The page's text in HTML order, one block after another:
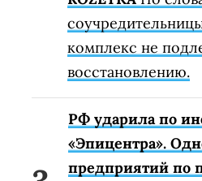
комплекс не
восстановлению.
РФ ударила по
«Эпицентра».
предприятий по